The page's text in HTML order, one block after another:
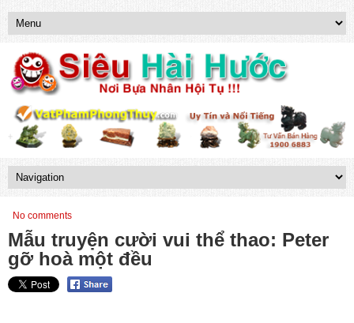
No comments
Mẫu truyện cười vui thể thao: Peter
gỡ hoà một đều